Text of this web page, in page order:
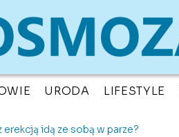
URODA LIFESTYLE
idą ze sobą w parze?